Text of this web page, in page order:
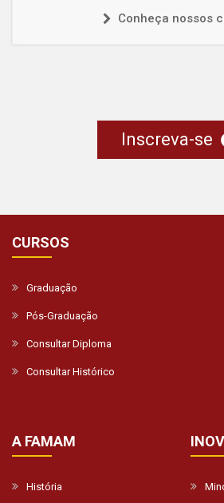
Conheça nossos
Inscreva-se
CURSOS
Graduação
Pós-Graduação
Consultar Diploma
Consultar Histórico
A FAMAM
História